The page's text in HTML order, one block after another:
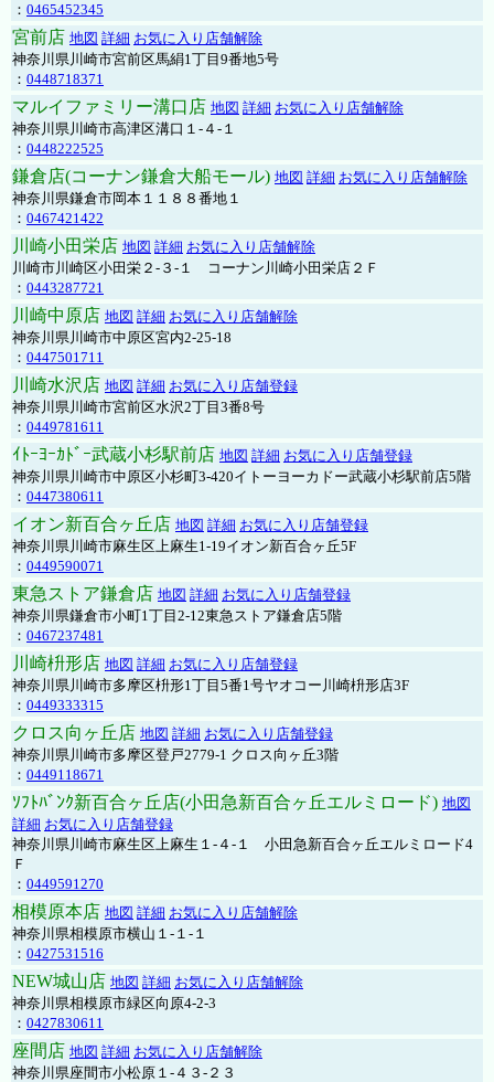
： 0465452345
宮前店 地図 詳細 お気に入り店舗解除
神奈川県川崎市宮前区馬絹1丁目9番地5号
： 0448718371
マルイファミリー溝口店 地図 詳細 お気に入り店舗解除
神奈川県川崎市高津区溝口１-４-１
： 0448222525
鎌倉店(コーナン鎌倉大船モール) 地図 詳細 お気に入り店舗解除
神奈川県鎌倉市岡本１１８８番地１
： 0467421422
川崎小田栄店 地図 詳細 お気に入り店舗解除
川崎市川崎区小田栄２‐３‐１ コーナン川崎小田栄店２Ｆ
： 0443287721
川崎中原店 地図 詳細 お気に入り店舗解除
神奈川県川崎市中原区宮内2-25-18
： 0447501711
川崎水沢店 地図 詳細 お気に入り店舗登録
神奈川県川崎市宮前区水沢2丁目3番8号
： 0449781611
ｲﾄｰﾖｰｶﾄﾞｰ武蔵小杉駅前店 地図 詳細 お気に入り店舗登録
神奈川県川崎市中原区小杉町3-420イトーヨーカドー武蔵小杉駅前店5階
： 0447380611
イオン新百合ヶ丘店 地図 詳細 お気に入り店舗登録
神奈川県川崎市麻生区上麻生1-19イオン新百合ヶ丘5F
： 0449590071
東急ストア鎌倉店 地図 詳細 お気に入り店舗登録
神奈川県鎌倉市小町1丁目2-12東急ストア鎌倉店5階
： 0467237481
川崎枡形店 地図 詳細 お気に入り店舗登録
神奈川県川崎市多摩区枡形1丁目5番1号ヤオコー川崎枡形店3F
： 0449333315
クロス向ヶ丘店 地図 詳細 お気に入り店舗登録
神奈川県川崎市多摩区登戸2779-1 クロス向ヶ丘3階
： 0449118671
ｿﾌﾄﾊﾞﾝｸ新百合ヶ丘店(小田急新百合ヶ丘エルミロード) 地図
詳細 お気に入り店舗登録
神奈川県川崎市麻生区上麻生１-４-１ 小田急新百合ヶ丘エルミロード4
Ｆ
： 0449591270
相模原本店 地図 詳細 お気に入り店舗解除
神奈川県相模原市横山１-１-１
： 0427531516
NEW城山店 地図 詳細 お気に入り店舗解除
神奈川県相模原市緑区向原4-2-3
： 0427830611
座間店 地図 詳細 お気に入り店舗解除
神奈川県座間市小松原１-４３-２３